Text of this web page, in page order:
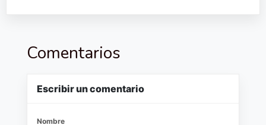
Comentarios
Escribir un comentario
Nombre